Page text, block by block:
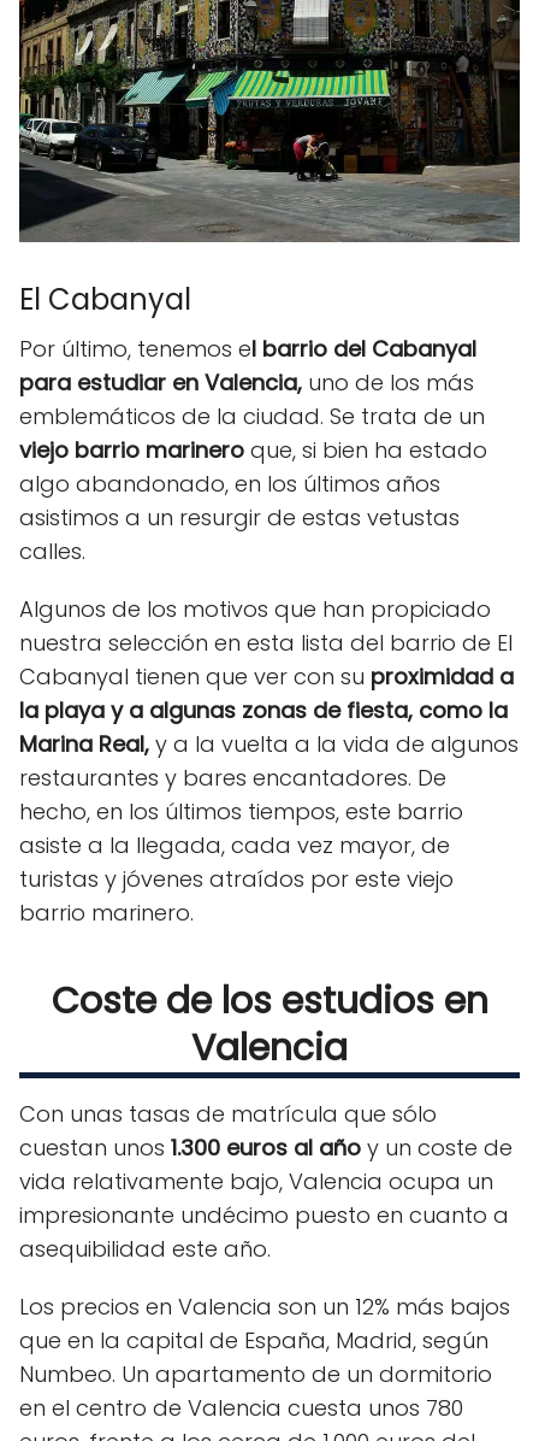
El Cabanyal
Por último, tenemos el barrio del Cabanyal
para estudiar en Valencia, uno de los más
emblemáticos de la ciudad. Se trata de un
viejo barrio marinero que, si bien ha estado
algo abandonado, en los últimos años
asistimos a un resurgir de estas vetustas
calles.
Algunos de los motivos que han propiciado
nuestra selección en esta lista del barrio de El
Cabanyal tienen que ver con su proximidad a
la playa y a algunas zonas de fiesta, como la
Marina Real, y a la vuelta a la vida de algunos
restaurantes y bares encantadores. De
hecho, en los últimos tiempos, este barrio
asiste a la llegada, cada vez mayor, de
turistas y jóvenes atraídos por este viejo
barrio marinero.
Coste de los estudios en
Valencia
Con unas tasas de matrícula que sólo
cuestan unos 1.300 euros al año y un coste de
vida relativamente bajo, Valencia ocupa un
impresionante undécimo puesto en cuanto a
asequibilidad este año.
Los precios en Valencia son un 12% más bajos
que en la capital de España, Madrid, según
Numbeo. Un apartamento de un dormitorio
en el centro de Valencia cuesta unos 780